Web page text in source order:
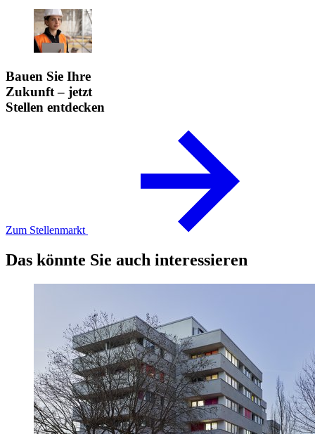
Bauen Sie Ihre
Zukunft – jetzt
Stellen entdecken
Zum Stellenmarkt
Das könnte Sie auch interessieren